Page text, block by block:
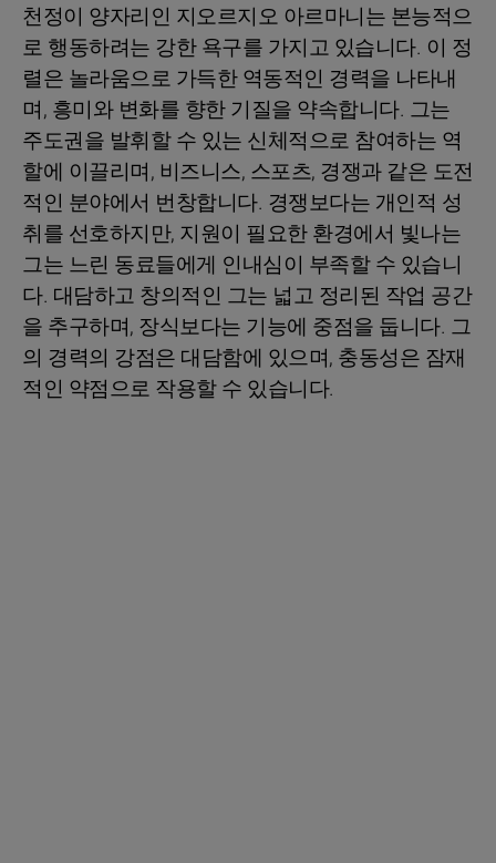
천정이 양자리인 지오르지오 아르마니는 본능적으
로 행동하려는 강한 욕구를 가지고 있습니다. 이 정
렬은 놀라움으로 가득한 역동적인 경력을 나타내
며, 흥미와 변화를 향한 기질을 약속합니다. 그는
주도권을 발휘할 수 있는 신체적으로 참여하는 역
할에 이끌리며, 비즈니스, 스포츠, 경쟁과 같은 도전
적인 분야에서 번창합니다. 경쟁보다는 개인적 성
취를 선호하지만, 지원이 필요한 환경에서 빛나는
그는 느린 동료들에게 인내심이 부족할 수 있습니
다. 대담하고 창의적인 그는 넓고 정리된 작업 공간
을 추구하며, 장식보다는 기능에 중점을 둡니다. 그
의 경력의 강점은 대담함에 있으며, 충동성은 잠재
적인 약점으로 작용할 수 있습니다.